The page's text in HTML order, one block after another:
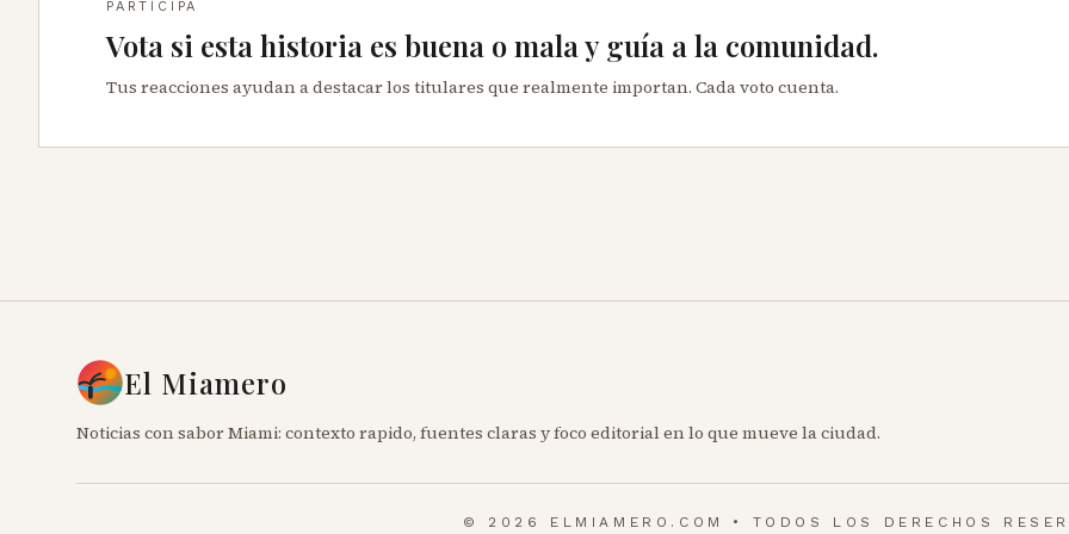
PARTICIPA
Vota si esta historia es buena o mala y guía a la comunidad.
Tus reacciones ayudan a destacar los titulares que realmente importan. Cada voto cuenta.
El Miamero
Noticias con sabor Miami: contexto rapido, fuentes claras y foco editorial en lo que mueve la ciudad.
© 2026 ELMIAMERO.COM • TODOS LOS DERECHOS